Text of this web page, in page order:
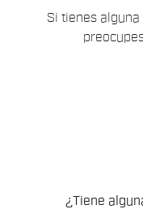
Si tienes
¿Tiene